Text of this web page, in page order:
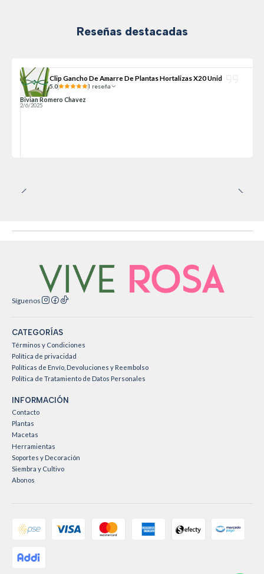
Reseñas destacadas
Clip Gancho De Amarre De Plantas Hortalizas X20 Unid
5.0 1 reseña
Bivian Romero Chavez
2/6/2025
Síguenos
CATEGORÍAS
Términos y Condiciones
Política de privacidad
Políticas de Envío, Devoluciones y Reembolso
Política de Tratamiento de Datos Personales
INFORMACIÓN
Contacto
Plantas
Macetas
Herramientas
Soportes y Decoración
Siembra y Cultivo
Abonos